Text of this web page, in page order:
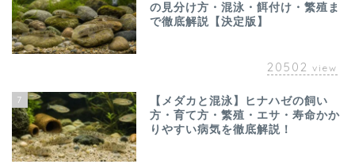
の見分け方・混泳・餌付け・繁殖ま
で徹底解説【決定版】
20502 view
7
【メダカと混泳】ヒナハゼの飼い
方・育て方・繁殖・エサ・寿命かか
りやすい病気を徹底解説！